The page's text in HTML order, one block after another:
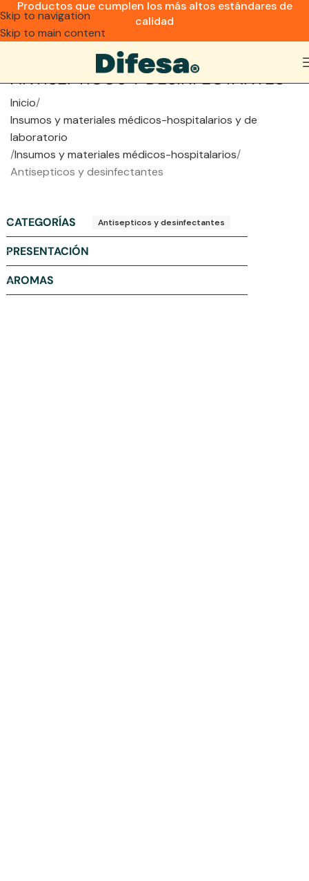
Skip to navigation
Skip to main content
ANTISEPTICOS Y DESINFECTANTES
Inicio
Insumos y materiales médicos-hospitalarios y de
laboratorio
Insumos y materiales médicos-hospitalarios
Antisepticos y desinfectantes
CATEGORÍAS Antisepticos y desinfectantes
PRESENTACIÓN
AROMAS
Productos que cumplen los más altos estándares de
calidad